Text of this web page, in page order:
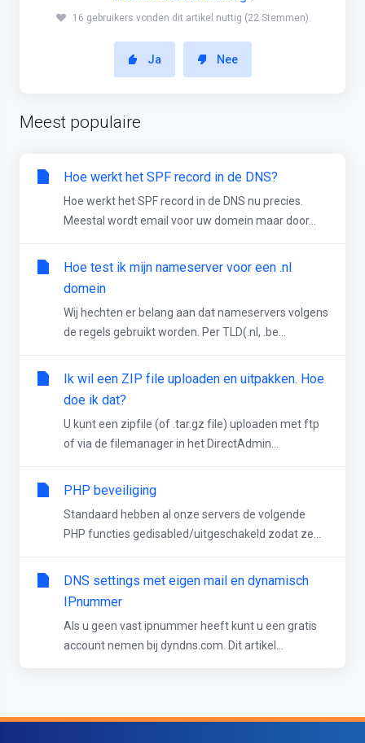
16 gebruikers vonden dit artikel nuttig (22 Stemmen)
Ja Nee
Meest populaire
Hoe werkt het SPF record in de DNS?
Hoe werkt het SPF record in de DNS nu precies.
Meestal wordt email voor uw domein maar door...
Hoe test ik mijn nameserver voor een .nl
domein
Wij hechten er belang aan dat nameservers volgens
de regels gebruikt worden. Per TLD(.nl, .be...
Ik wil een ZIP file uploaden en uitpakken. Hoe
doe ik dat?
U kunt een zipfile (of .tar.gz file) uploaden met ftp
of via de filemanager in het DirectAdmin...
PHP beveiliging
Standaard hebben al onze servers de volgende
PHP functies gedisabled/uitgeschakeld zodat ze...
DNS settings met eigen mail en dynamisch
IPnummer
Als u geen vast ipnummer heeft kunt u een gratis
account nemen bij dyndns.com. Dit artikel...